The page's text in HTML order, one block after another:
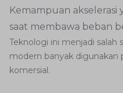
Kemampuan
saat membawa beban
Teknologi ini menjadi salah
modern banyak digunakan
komersial.